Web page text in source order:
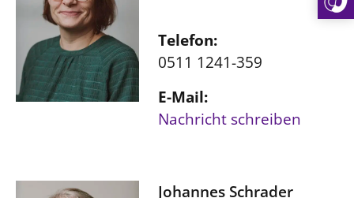
Telefon:
0511 1241-359
E-Mail:
Nachricht schreiben
Johannes Schrader